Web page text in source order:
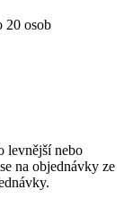
20 osob
levnější nebo
na objednávky ze